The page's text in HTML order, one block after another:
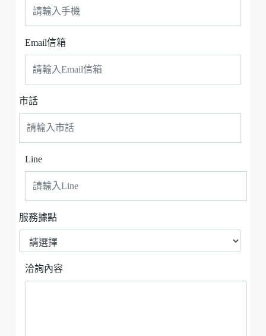
Email信箱
市話
Line
服務據點
洽詢內容